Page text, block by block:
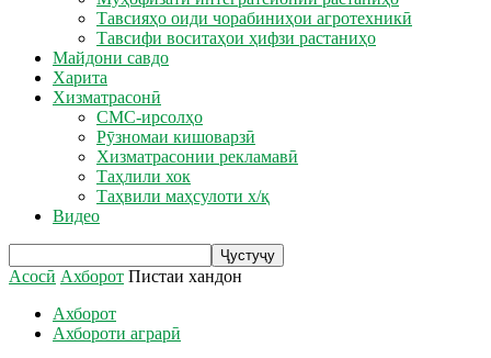
Тавсияҳо оиди чорабиниҳои агротехникӣ
Тавсифи воситаҳои ҳифзи растаниҳо
Майдони савдо
Харита
Хизматрасонӣ
СМС-ирсолҳо
Рӯзномаи кишоварзӣ
Хизматрасонии рекламавӣ
Таҳлили хок
Таҳвили маҳсулоти х/қ
Видео
Асосӣ Ахборот Пистаи хандон
Ахборот
Ахбороти аграрӣ